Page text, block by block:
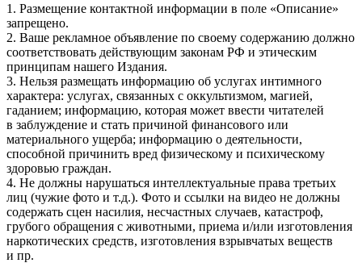
1. Размещение контактной информации в поле «Описание»
запрещено.
2. Ваше рекламное объявление по своему содержанию должно
соответствовать действующим законам РФ и этическим
принципам нашего Издания.
3. Нельзя размещать информацию об услугах интимного
характера: услугах, связанных с оккультизмом, магией,
гаданием; информацию, которая может ввести читателей
в заблуждение и стать причиной финансового или
материального ущерба; информацию о деятельности,
способной причинить вред физическому и психическому
здоровью граждан.
4. Не должны нарушаться интеллектуальные права третьих
лиц (чужие фото и т.д.). Фото и ссылки на видео не должны
содержать сцен насилия, несчастных случаев, катастроф,
грубого обращения с животными, приема и/или изготовления
наркотических средств, изготовления взрывчатых веществ
и пр.